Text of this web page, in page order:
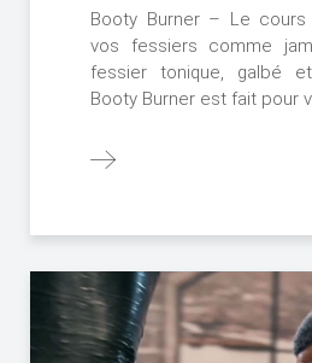
Booty Burner – Le cours
vos fessiers comme
fessier tonique, galbé
Booty Burner est fait pour